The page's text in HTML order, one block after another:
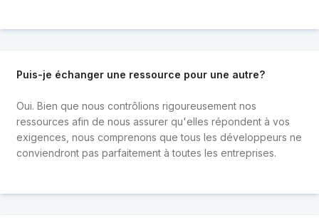
Puis-je échanger une ressource pour une autre?
Oui. Bien que nous contrôlions rigoureusement nos
ressources afin de nous assurer qu'elles répondent à vos
exigences, nous comprenons que tous les développeurs ne
conviendront pas parfaitement à toutes les entreprises.